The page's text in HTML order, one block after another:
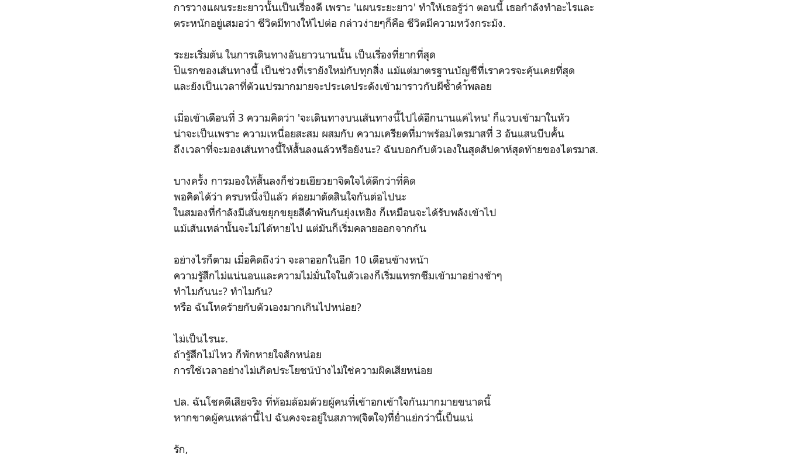
การวางแผนระยะยาวนั้นเป็นเรื่องดี เพราะ 'แผนระยะยาว' ทำให้เธอรู้ว่า ตอนนี้ เธอกำลังทำอะไรและ
ตระหนักอยู่เสมอว่า ชีวิตมีทางให้ไปต่อ กล่าวง่ายๆก็คือ ชีวิตมีความหวังกระมัง.
ระยะเริ่มต้น ในการเดินทางอันยาวนานนั้น เป็นเรื่องที่ยากที่สุด
ปีแรกของเส้นทางนี้ เป็นช่วงที่เรายังใหม่กับทุกสิ่ง แม้แต่มาตรฐานบัญชีที่เราควรจะคุ้นเคยที่สุด
และยังเป็นเวลาที่ตัวแปรมากมายจะประเดประดังเข้ามาราวกับผีซ้ำดำ้พลอย
เมื่อเข้าเดือนที่ 3 ความคิดว่า 'จะเดินทางบนเส้นทางนี้ไปได้อีกนานแค่ไหน' ก็แวบเข้ามาในหัว
น่าจะเป็นเพราะ ความเหนื่อยสะสม ผสมกับ ความเครียดที่มาพร้อมไตรมาสที่ 3 อันแสนบีบคั้น
ถึงเวลาที่จะมองเส้นทางนี้ให้สั้นลงแล้วหรือยังนะ? ฉันบอกกับตัวเองในสุดสัปดาห์สุดท้ายของไตรมาส.
บางครั้ง การมองให้สั้นลงก็ช่วยเยียวยาจิตใจได้ดีกว่าที่คิด
พอคิดได้ว่า ครบหนึ่งปีแล้ว ค่อยมาตัดสินใจกันต่อไปนะ
ในสมองที่กำลังมีเส้นขยุกขยุยสีดำพันกันยุ่งเหยิง ก็เหมือนจะได้รับพลังเข้าไป
แม้เส้นเหล่านั้นจะไม่ได้หายไป แต่มันก็เริ่มคลายออกจากกัน
อย่างไรก็ตาม เมื่อคิดถึงว่า จะลาออกในอีก 10 เดือนข้างหน้า
ความรู้สึกไม่แน่นอนและความไม่มั่นใจในตัวเองก็เริ่มแทรกซึมเข้ามาอย่างช้าๆ
ทำไมกันนะ? ทำไมกัน?
หรือ ฉันโหดร้ายกับตัวเองมากเกินไปหน่อย?
ไม่เป็นไรนะ.
ถ้ารู้สึกไม่ไหว ก็พักหายใจสักหน่อย
การใช้เวลาอย่างไม่เกิดประโยชน์บ้างไม่ใช่ความผิดเสียหน่อย
ปล. ฉันโชคดีเสียจริง ที่ห้อมล้อมด้วยผู้คนที่เข้าอกเข้าใจกันมากมายขนาดนี้
หากขาดผู้คนเหล่านี้ไป ฉันคงจะอยู่ในสภาพ(จิตใจ)ที่ย่ำแย่กว่านี้เป็นแน่
รัก,